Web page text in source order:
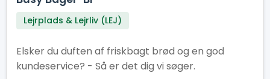
Lejrplads & Lejrliv (LEJ)
Elsker du duften af friskbagt brød og en god
kundeservice? - Så er det dig vi søger.